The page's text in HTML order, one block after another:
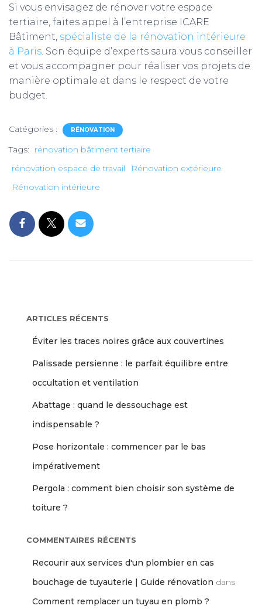
Si vous envisagez de rénover votre espace
tertiaire, faites appel à l’entreprise ICARE
Bâtiment, spécialiste de la rénovation intérieure
à Paris. Son équipe d’experts saura vous conseiller
et vous accompagner pour réaliser vos projets de
manière optimale et dans le respect de votre
budget.
Catégories : RÉNOVATION
Tags:
rénovation bâtiment tertiaire
rénovation espace de travail
Rénovation extérieure
Rénovation intérieure
ARTICLES RÉCENTS
Éviter les traces noires grâce aux couvertines
Palissade persienne : le parfait équilibre entre
occultation et ventilation
Abattage : quand le dessouchage est
indispensable ?
Pose horizontale : commencer par le bas
impérativement
Pergola : comment bien choisir son système de
toiture ?
COMMENTAIRES RÉCENTS
Recourir aux services d'un plombier en cas
bouchage de tuyauterie | Guide rénovation dans
Comment remplacer un tuyau en plomb ?